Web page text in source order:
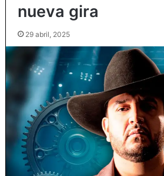
nueva gira
29 abril, 2025